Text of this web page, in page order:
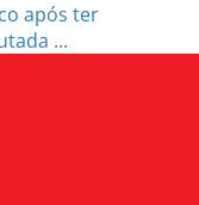
após ter
...